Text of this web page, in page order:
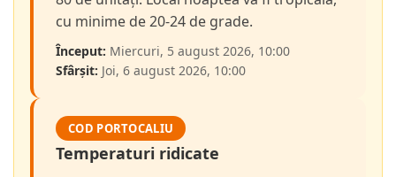
cu minime de 20-24 de grade.
Început: Miercuri, 5 august 2026, 10:00
Sfârșit: Joi, 6 august 2026, 10:00
COD PORTOCALIU
Temperaturi ridicate